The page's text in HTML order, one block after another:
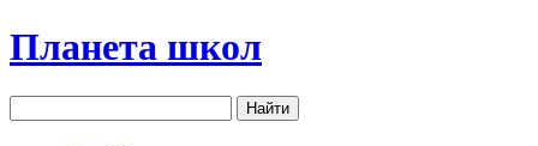
Планета школ